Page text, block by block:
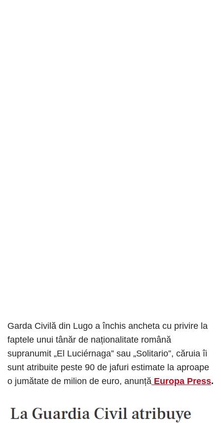
Garda Civilă din Lugo a închis ancheta cu privire la
faptele unui tânăr de naționalitate română
supranumit „El Luciérnaga” sau „Solitario”, căruia îi
sunt atribuite peste 90 de jafuri estimate la aproape
o jumătate de milion de euro, anunță Europa Press.